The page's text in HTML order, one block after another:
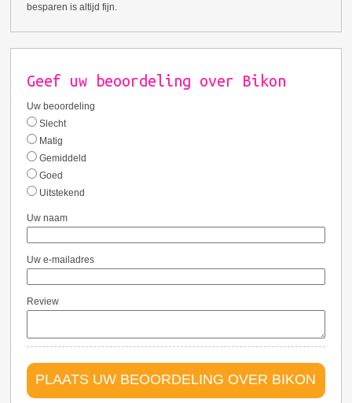
besparen is altijd fijn.
Geef uw beoordeling over Bikon
Uw beoordeling
Slecht
Matig
Gemiddeld
Goed
Uitstekend
Uw naam
Uw e-mailadres
Review
PLAATS UW BEOORDELING OVER BIKON